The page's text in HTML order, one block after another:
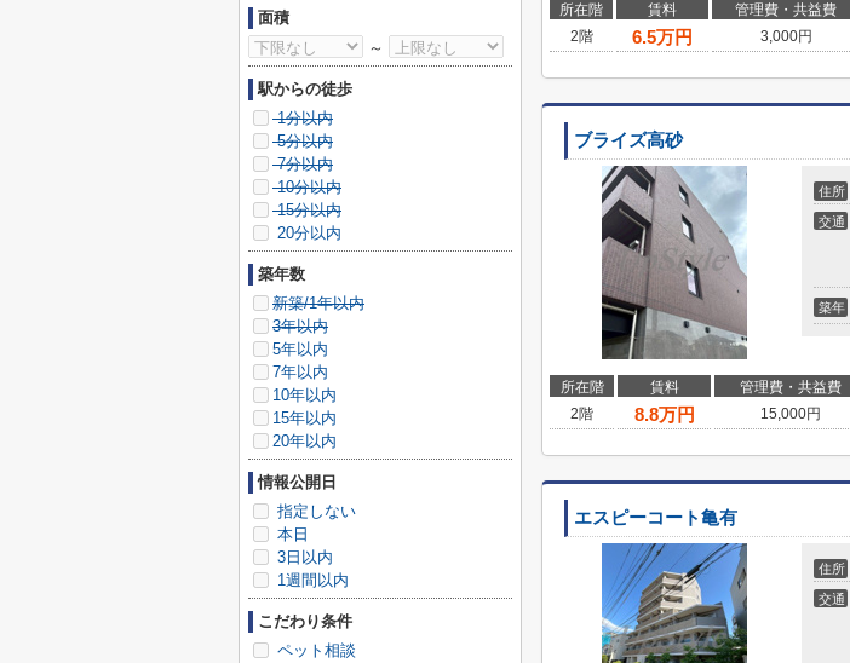
所在階 賃料 管理費・共益費
2階
6.5万円 3,000円
ブライズ高砂
住所
交通
築年
所在階 賃料 管理費・共益費
2階
8.8万円 15,000円
エスピーコート亀有
住所
交通
面積
～
駅からの徒歩
1分以内
5分以内
7分以内
10分以内
15分以内
20分以内
築年数
新築/1年以内
3年以内
5年以内
7年以内
10年以内
15年以内
20年以内
情報公開日
指定しない
本日
3日以内
1週間以内
こだわり条件
ペット相談